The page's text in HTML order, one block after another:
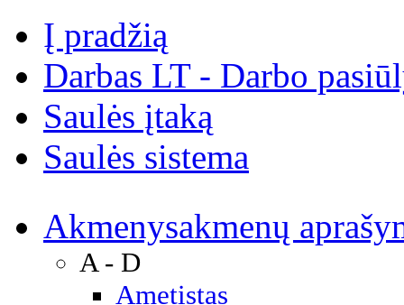
Į pradžią
Darbas LT - Darbo
Saulės įtaką
Saulės sistema
Akmenysakmenų
A - D
Ametistas